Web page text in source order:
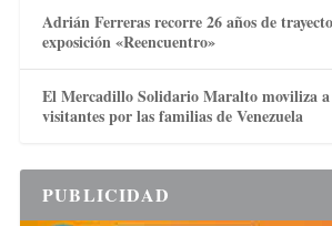
Adrián Ferreras recorre 26 años de
exposición «Reencuentro»
El Mercadillo Solidario Maralto moviliza a
visitantes por las familias de Venezuela
PUBLICIDAD